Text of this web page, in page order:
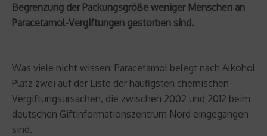
Begrenzung der Packungsgröße weniger Menschen an
Paracetamol-Vergiftungen gestorben sind.
Was viele nicht wissen: Paracetamol belegt nach Alkohol
Platz zwei auf der Liste der häufigsten chemischen
Vergiftungsursachen, die zwischen 2002 und 2012 beim
deutschen Giftinformationszentrum Nord eingegangen
sind.